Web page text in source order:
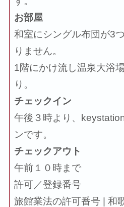
お部屋
和室にシングル布団が3
りません。
1階にかけ流し温泉大浴
り。
チェックイン
午後３時より、
ンです。
チェックアウト
午前１０時まで
許可／登録番号
旅館業法の許可番号 | 和